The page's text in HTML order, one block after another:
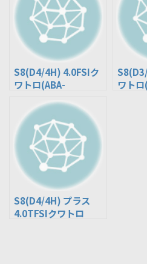
S8(D4/4H) 4.0FSIク
ワトロ(ABA-
ワト
S8(D4/4H) プラス
4.0TFSIクワトロ